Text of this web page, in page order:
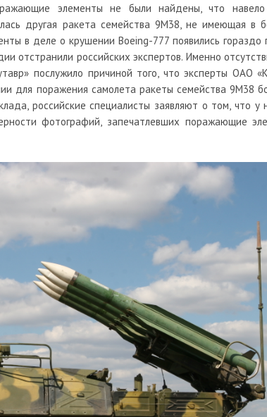
элементы не были найдены, что навело
другая ракета семейства 9М38, не имеющая в
в деле о крушении Boeing-777 появились гораздо
отстранили российских экспертов. Именно
послужило причиной того, что эксперты ОАО
для поражения самолета ракеты семейства 9М38
российские специалисты заявляют о том, что у
фотографий, запечатлевших поражающие